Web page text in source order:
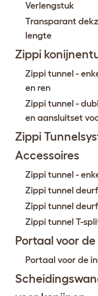
Verlengstuk
Transparant
lengte
Zippi
Zippi tunnel -
en ren
Zippi tunnel -
en aansluitset
Zippi
Accessoires
Zippi tunnel -
Zippi tunnel
Zippi tunnel
Zippi tunnel T-
Portaal voor
Portaal voor de